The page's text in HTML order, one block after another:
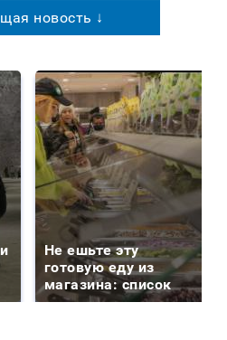
новость ↓
Не ешьте эту
готовую еду из
магазина: список